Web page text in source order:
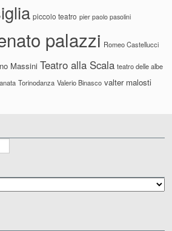
piccolo teatro pier paolo pasolini
palazzi Romeo Castellucci
Massini Teatro alla Scala teatro delle albe
Torinodanza Valerio Binasco valter malosti